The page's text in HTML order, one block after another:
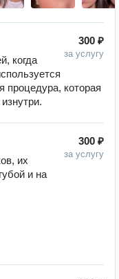
300 ₽
за услугу
когда
процедура, которая
300 ₽
за услугу
их
и на